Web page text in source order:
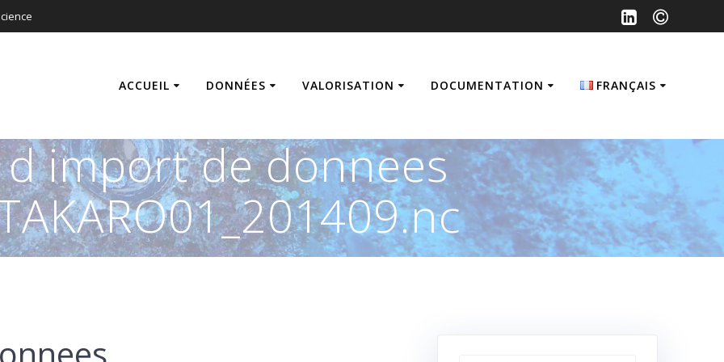
ACCUEIL DONNÉES VALORISATION DOCUMENTATION FRANÇAIS
English
d import de donnees